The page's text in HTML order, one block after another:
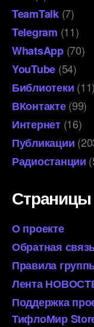
TeamTalk(7)
Telegram (11)
WhatsApp(70)
YouTube (54)
Библиотеки (11)
ВКонтакте(99)
Интернет(16)
Публикации
Радиостанции
Страницы
О проекте
Обратная
Правила
Лента
Поддержка
ТифлоМир